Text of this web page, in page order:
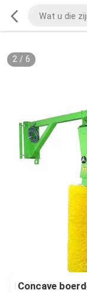
2/ 6
Concave